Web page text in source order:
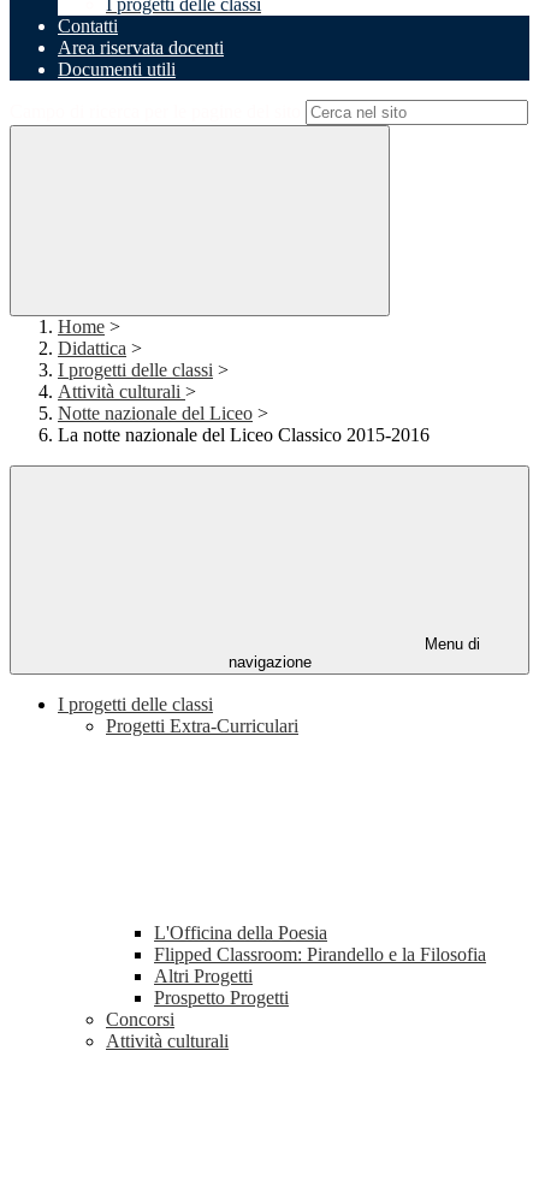
I progetti delle classi
Contatti
Area riservata docenti
Documenti utili
Home >
Didattica >
I progetti delle classi >
Attività culturali >
Notte nazionale del Liceo >
La notte nazionale del Liceo Classico 2015-2016
Menu di
navigazione
I progetti delle classi
Progetti Extra-Curriculari
L'Officina della Poesia
Flipped Classroom: Pirandello e la Filosofia
Altri Progetti
Prospetto Progetti
Concorsi
Attività culturali